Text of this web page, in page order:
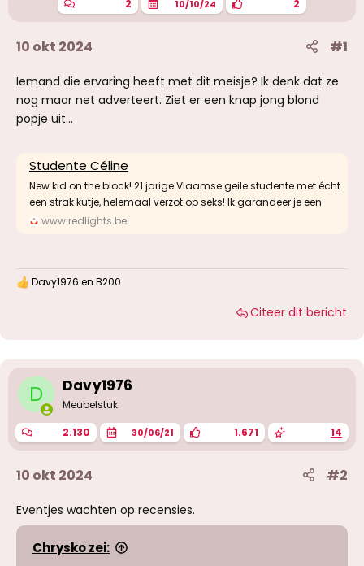
2 10/10/24 2
10 okt 2024 #1
Iemand die ervaring heeft met dit meisje? Ik denk dat ze
nog maar net adverteert. Ziet er een knap jong blond
popje uit…
Studente Céline
New kid on the block! 21 jarige Vlaamse geile studente met écht
een strak kutje, helemaal verzot op seks! Ik garandeer je een
www.redlights.be
W
n
g
n
:
Davy1976 en B200
Citeer dit bericht
D Davy1976
Meubelstuk
2.130 30/06/21 1.671 14
10 okt 2024 #2
Eventjes wachten op recensies.
Chrysko zei: